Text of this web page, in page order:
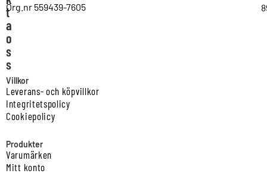
t
a
o
s
s
Org.nr 559439-7605
Villkor
Leverans- och köpvillkor
Integritetspolicy
Cookiepolicy
Produkter
Varumärken
Mitt konto